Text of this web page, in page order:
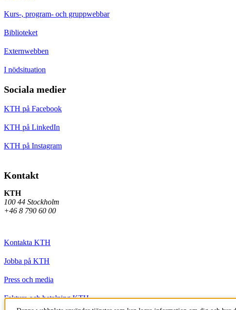
Kurs-, program- och gruppwebbar
Biblioteket
Externwebben
I nödsituation
Sociala medier
KTH på Facebook
KTH på LinkedIn
KTH på Instagram
Kontakt
KTH
100 44 Stockholm
+46 8 790 60 00
Kontakta KTH
Jobba på KTH
Press och media
Faktura och betalning KTH